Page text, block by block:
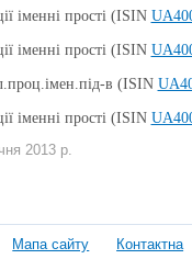
іменні прості (ISIN
іменні прості (ISIN
в (ISIN
іменні прості (ISIN
2013 р.
Мапа сайту
Контактна